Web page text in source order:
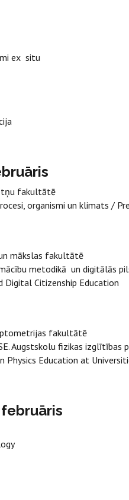
dārzā
ex situ
dārzā
fakultātē
organismi un klimats /
mākslas fakultātē
metodikā un digitālās
and Digital
fakultātē
Augstskolu fizikas izglītības
Physics Education at